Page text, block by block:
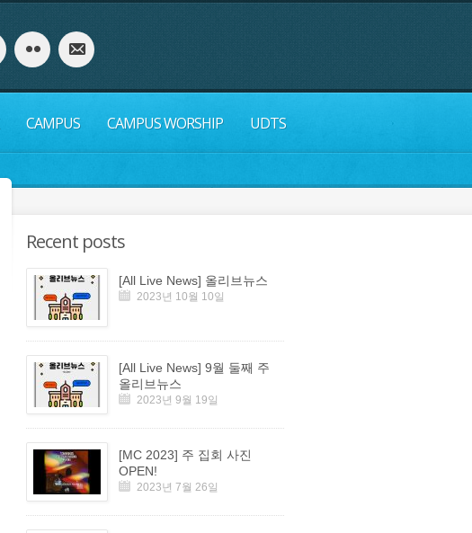
CAMPUS CAMPUS WORSHIP UDTS
Recent posts
[All Live News] 올리브뉴스
2023년 10월 10일
[All Live News] 9월 둘째 주
올리브뉴스
2023년 9월 19일
[MC 2023] 주 집회 사진
OPEN!
2023년 7월 26일